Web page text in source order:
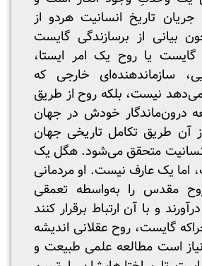
تاریخ انسانیت هردو از
بیانی از برسازندگی گایست
یا روح یک امر ایستا،
سازماندهنده‌ای خارجی که
نیست، بلکه روح از طریق
درون‌ماندگار خودش در جهان
آن طریق تکامل تاریخی جهان
متحقق می‌شود. هگل یک
اما یک عارف نیست. او مردمانی
مقدس را به‌واسطه تعمقی
و با آن ارتباط برقرار کنند
گایست، روح عقلانی اندیشه
است مطالعه علمی طبیعت و